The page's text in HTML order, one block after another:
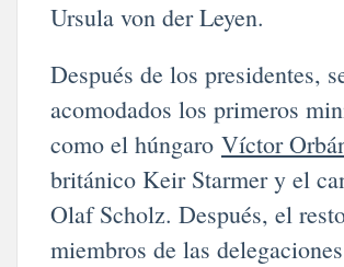
Ursula von der Leyen.
Después de los presidentes,
acomodados los primeros
como el húngaro Víctor
británico Keir Starmer y el
Olaf Scholz. Después, el
miembros de las